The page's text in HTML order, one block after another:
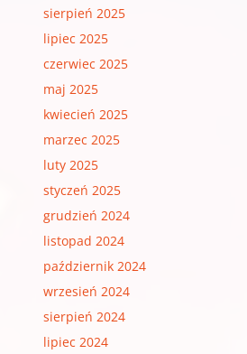
sierpień 2025
lipiec 2025
czerwiec 2025
maj 2025
kwiecień 2025
marzec 2025
luty 2025
styczeń 2025
grudzień 2024
listopad 2024
październik 2024
wrzesień 2024
sierpień 2024
lipiec 2024